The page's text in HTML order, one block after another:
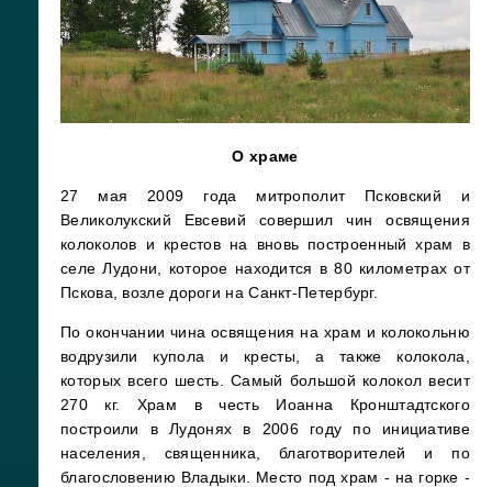
О храме
27 мая 2009 года митрополит Псковский и
Великолукский Евсевий совершил чин освящения
колоколов и крестов на вновь построенный храм в
селе Лудони, которое находится в 80 километрах от
Пскова, возле дороги на Санкт-Петербург.
По окончании чина освящения на храм и колокольню
водрузили купола и кресты, а также колокола,
которых всего шесть. Самый большой колокол весит
270 кг. Храм в честь Иоанна Кронштадтского
построили в Лудонях в 2006 году по инициативе
населения, священника, благотворителей и по
благословению Владыки. Место под храм - на горке -